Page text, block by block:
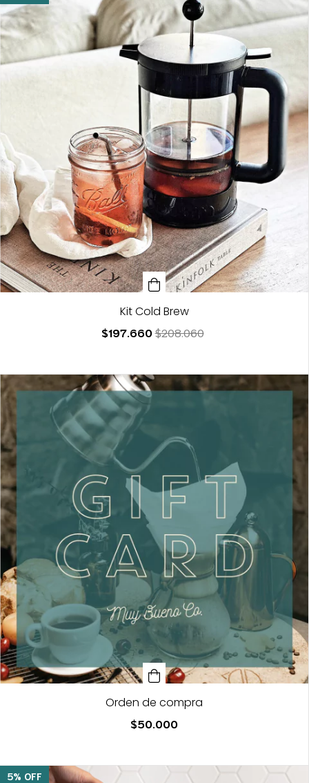
Kit Cold Brew
$197.660$208.060
Orden de compra
$50.000
5% OFF